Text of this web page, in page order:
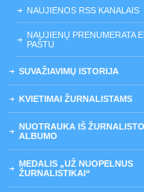
NAUJIENOS RSS KANALAIS
NAUJIENŲ PRENUMERATA
PAŠTU
SUVAŽIAVIMŲ ISTORIJA
KVIETIMAI ŽURNALISTAMS
NUOTRAUKA IŠ ŽURNALISTO
ALBUMO
MEDALIS „UŽ NUOPELNUS
ŽURNALISTIKAI“